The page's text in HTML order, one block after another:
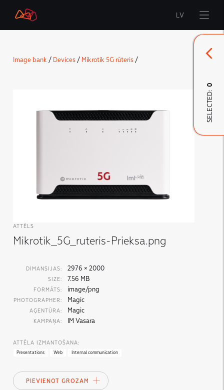
Start
LMT Defence
Downloads and news
LV
Image bank / Devices/ Mikrotik 5G rūteris/
ATTĒLS
Mikrotik_5G_ruteris-Prieksa.png
DIMANSIJAS: 2976 × 2000
SIZE: 7.56 MB
FORMĀTS: image/png
PHOTOGRAPHER: Magic
AĢENTŪRA: Magic
KAMPAŅA: IM Vasara
ATTĒLA IZMANTOŠANA:
Presentations Web Internal communication
PIEVIENOT GROZAM
SELECTED:
0